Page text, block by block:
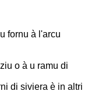
fornu à l'arcu
o à u ramu di
di siviera è in altri